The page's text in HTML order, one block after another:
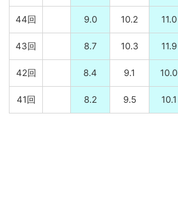
44回 9.0 10.2 11.0
43回 8.7 10.3 11.9
42回 8.4 9.1 10.0
41回 8.2 9.5 10.1